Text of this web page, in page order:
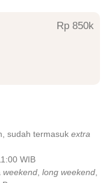
Rp 850
sudah termasuk extra
WIB
weekend long weekend